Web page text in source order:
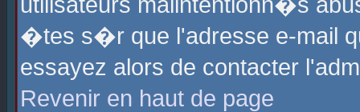
�tes s�r que l'adresse e-mail
essayez alors de contacter
Revenir en haut de page